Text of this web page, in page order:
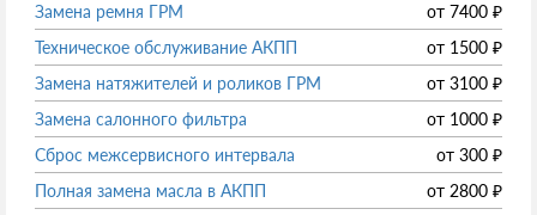
Замена ремня ГРМ
от 7400 ₽
Техническое обслуживание АКПП
от 1500 ₽
Замена натяжителей и роликов ГРМ
от 3100 ₽
Замена салонного фильтра
от 1000 ₽
Сброс межсервисного интервала
от 300 ₽
Полная замена масла в АКПП
от 2800 ₽